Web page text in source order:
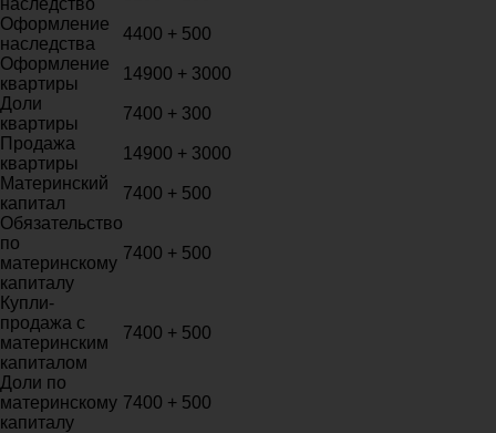
Оформление
наследства
4400 + 500
Оформление
квартиры
14900 + 3000
Доли
квартиры
7400 + 300
Продажа
квартиры
14900 + 3000
Материнский
капитал
7400 + 500
Обязательство
по
материнскому
капиталу
7400 + 500
Купли-
продажа с
материнским
капиталом
7400 + 500
Доли по
материнскому
капиталу
7400 + 500